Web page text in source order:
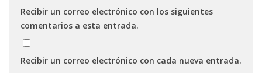
Recibir un correo electrónico con los siguientes
comentarios a esta entrada.
Recibir un correo electrónico con cada nueva entrada.